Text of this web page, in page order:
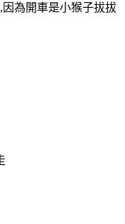
為開車是小猴子拔拔